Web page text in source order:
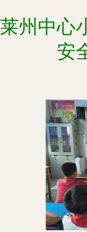
莱州中心
安